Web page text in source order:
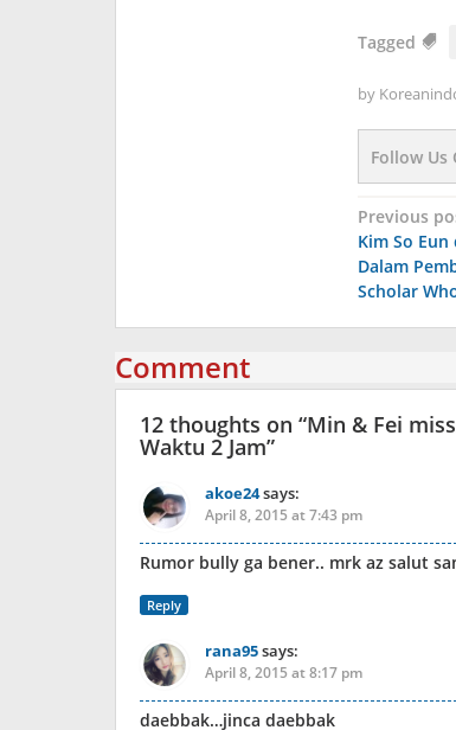
Tagged
by
Follow Us
Post
Previous
Kim So
Dalam
Scholar
Comment
12 thoughts on “Min & Fei
Waktu 2 Jam”
akoe24says:
April 8, 2015 at 7:43 pm
Rumor bully ga bener.. mrk az salut
Reply
rana95says:
April 8, 2015 at 8:17 pm
daebbak…jinca daebbak